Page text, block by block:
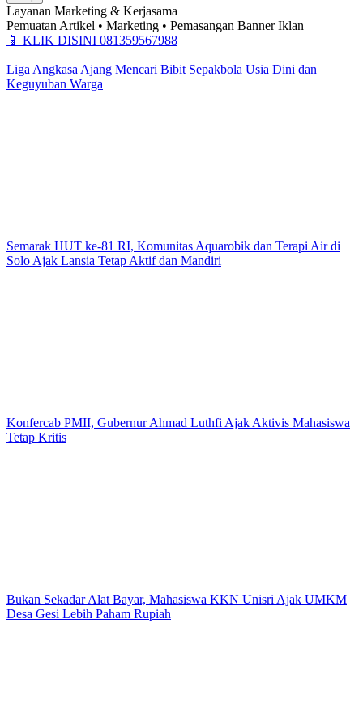
Layanan Marketing & Kerjasama
Pemuatan Artikel • Marketing • Pemasangan Banner Iklan
📱 KLIK DISINI 081359567988
Liga Angkasa Ajang Mencari Bibit Sepakbola Usia Dini dan
Keguyuban Warga
Semarak HUT ke-81 RI, Komunitas Aquarobik dan Terapi Air di
Solo Ajak Lansia Tetap Aktif dan Mandiri
Konfercab PMII, Gubernur Ahmad Luthfi Ajak Aktivis Mahasiswa
Tetap Kritis
Bukan Sekadar Alat Bayar, Mahasiswa KKN Unisri Ajak UMKM
Desa Gesi Lebih Paham Rupiah